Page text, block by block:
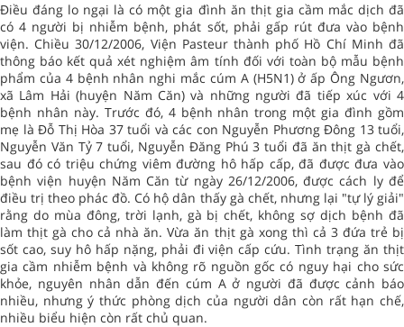
Điều đáng lo ngại là có một gia đình ăn thịt gia cầm mắc dịch đã
có 4 người bị nhiễm bệnh, phát sốt, phải gấp rút đưa vào bệnh
viện. Chiều 30/12/2006, Viện Pasteur thành phố Hồ Chí Minh đã
thông báo kết quả xét nghiệm âm tính đối với toàn bộ mẫu bệnh
phẩm của 4 bệnh nhân nghi mắc cúm A (H5N1) ở ấp Ông Ngươn,
xã Lâm Hải (huyện Năm Căn) và những người đã tiếp xúc với 4
bệnh nhân này. Trước đó, 4 bệnh nhân trong một gia đình gồm
mẹ là Đỗ Thị Hòa 37 tuổi và các con Nguyễn Phương Đông 13 tuổi,
Nguyễn Văn Tỷ 7 tuổi, Nguyễn Đăng Phú 3 tuổi đã ăn thịt gà chết,
sau đó có triệu chứng viêm đường hô hấp cấp, đã được đưa vào
bệnh viện huyện Năm Căn từ ngày 26/12/2006, được cách ly để
điều trị theo phác đồ. Có hộ dân thấy gà chết, nhưng lại "tự lý giải"
rằng do mùa đông, trời lạnh, gà bị chết, không sợ dịch bệnh đã
làm thịt gà cho cả nhà ăn. Vừa ăn thịt gà xong thì cả 3 đứa trẻ bị
sốt cao, suy hô hấp nặng, phải đi viện cấp cứu. Tình trạng ăn thịt
gia cầm nhiễm bệnh và không rõ nguồn gốc có nguy hại cho sức
khỏe, nguyên nhân dẫn đến cúm A ở người đã được cảnh báo
nhiều, nhưng ý thức phòng dịch của người dân còn rất hạn chế,
nhiều biểu hiện còn rất chủ quan.